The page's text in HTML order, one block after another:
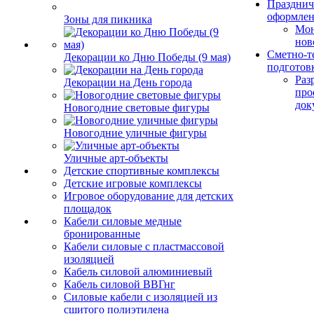
Зоны для пикника
Декорации ко Дню Победы (9 мая)
Декорации на День города
Новогодние световые фигуры
Новогодние уличные фигуры
Уличные арт-объекты
Детские спортивные комплексы
Детские игровые комплексы
Игровое оборудование для детских
площадок
Кабели силовые медные
бронированные
Кабели силовые с пластмассовой
изоляцией
Кабель силовой алюминиевый
Кабель силовой ВВГнг
Силовые кабели с изоляцией из
сшитого полиэтилена
Сметно-